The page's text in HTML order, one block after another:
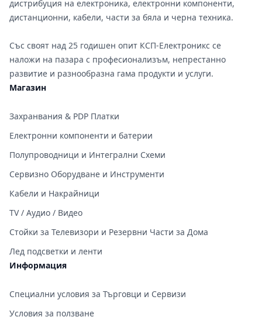
дистрибуция на електроника, електронни компоненти,
дистанционни, кабели, части за бяла и черна техника.
Със своят над 25 годишен опит КСП-Електроникс се
наложи на пазара с професионализъм, непрестанно
развитие и разнообразна гама продукти и услуги.
Магазин
Захранвания & PDP Платки
Електронни компоненти и батерии
Полупроводници и Интегрални Схеми
Сервизно Оборудване и Инструменти
Кабели и Накрайници
TV / Аудио / Видео
Стойки за Телевизори и Резервни Части за Дома
Лед подсветки и ленти
Информация
Специални условия за Търговци и Сервизи
Условия за ползване